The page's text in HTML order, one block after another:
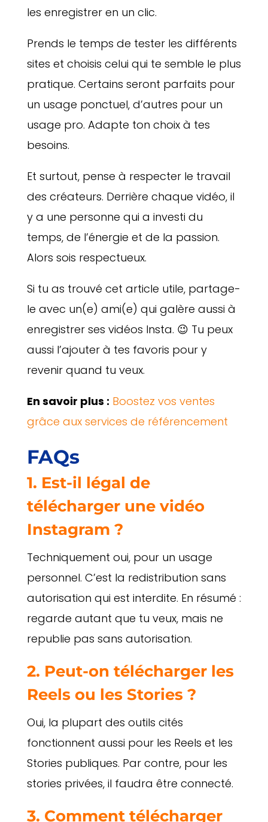
les enregistrer en un clic.
Prends le temps de tester les différents
sites et choisis celui qui te semble le plus
pratique. Certains seront parfaits pour
un usage ponctuel, d’autres pour un
usage pro. Adapte ton choix à tes
besoins.
Et surtout, pense à respecter le travail
des créateurs. Derrière chaque vidéo, il
y a une personne qui a investi du
temps, de l’énergie et de la passion.
Alors sois respectueux.
Si tu as trouvé cet article utile, partage-
le avec un(e) ami(e) qui galère aussi à
enregistrer ses vidéos Insta. 😉 Tu peux
aussi l’ajouter à tes favoris pour y
revenir quand tu veux.
En savoir plus : Boostez vos ventes
grâce aux services de référencement
FAQs
1. Est-il légal de
télécharger une vidéo
Instagram ?
Techniquement oui, pour un usage
personnel. C’est la redistribution sans
autorisation qui est interdite. En résumé :
regarde autant que tu veux, mais ne
republie pas sans autorisation.
2. Peut-on télécharger les
Reels ou les Stories ?
Oui, la plupart des outils cités
fonctionnent aussi pour les Reels et les
Stories publiques. Par contre, pour les
stories privées, il faudra être connecté.
3. Comment télécharger